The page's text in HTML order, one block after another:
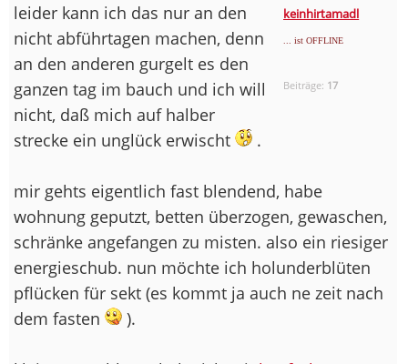
keinhirtamadl
... ist OFFLINE
Beiträge: 17
leider kann ich das nur an den
nicht abführtagen machen, denn
an den anderen gurgelt es den
ganzen tag im bauch und ich will
nicht, daß mich auf halber
strecke ein unglück erwischt
.
mir gehts eigentlich fast blendend, habe
wohnung geputzt, betten überzogen, gewaschen,
schränke angefangen zu misten. also ein riesiger
energieschub. nun möchte ich holunderblüten
pflücken für sekt (es kommt ja auch ne zeit nach
dem fasten
).